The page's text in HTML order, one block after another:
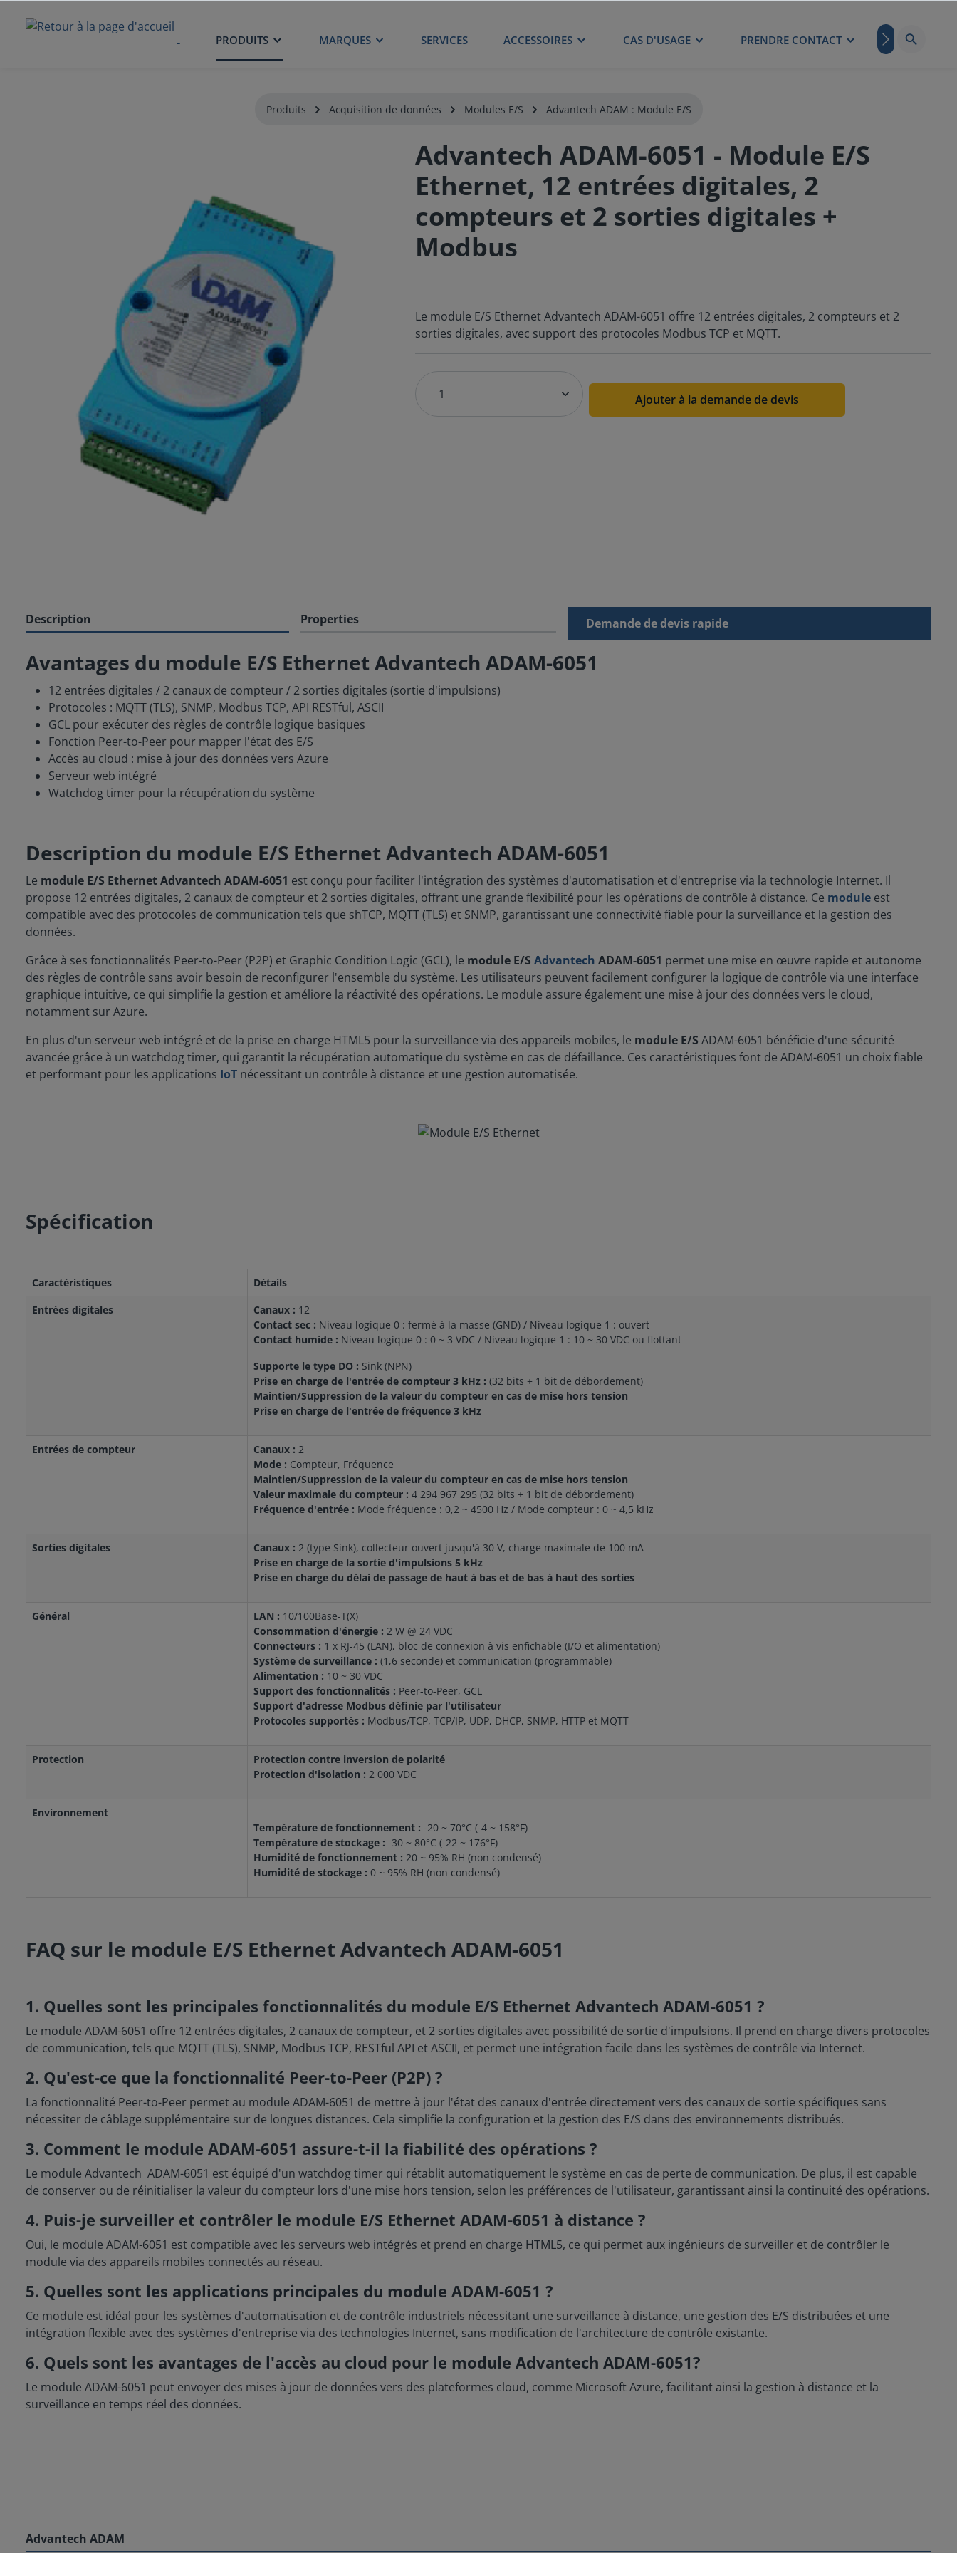
ACCUEIL PRODUITS MARQUES SERVICES ACCESSOIRES CAS D'USAGE PRENDRE CONTACT BLOG
Produits Acquisition de données Modules E/S Advantech ADAM : Module E/S
Advantech ADAM-6051 - Module E/S
Ethernet, 12 entrées digitales, 2
compteurs et 2 sorties digitales +
Modbus
Le module E/S Ethernet Advantech ADAM-6051 offre 12 entrées digitales, 2 compteurs et 2
sorties digitales, avec support des protocoles Modbus TCP et MQTT.
Ajouter à la demande de devis
Description Properties Demande de devis rapide
Avantages du module E/S Ethernet Advantech ADAM-6051
12 entrées digitales / 2 canaux de compteur / 2 sorties digitales (sortie d'impulsions)
Protocoles : MQTT (TLS), SNMP, Modbus TCP, API RESTful, ASCII
GCL pour exécuter des règles de contrôle logique basiques
Fonction Peer-to-Peer pour mapper l'état des E/S
Accès au cloud : mise à jour des données vers Azure
Serveur web intégré
Watchdog timer pour la récupération du système
Description du module E/S Ethernet Advantech ADAM-6051
Le module E/S EthernetAdvantech ADAM-6051 est conçu pour faciliter l'intégration des systèmes d'automatisation et d'entreprise via la technologie Internet. Il
propose 12 entrées digitales, 2 canaux de compteur et 2 sorties digitales, offrant une grande flexibilité pour les opérations de contrôle à distance. Ce module est
compatible avec des protocoles de communication tels que shTCP, MQTT (TLS) et SNMP, garantissant une connectivité fiable pour la surveillance et la gestion des
données.
Grâce à ses fonctionnalités Peer-to-Peer (P2P) et Graphic Condition Logic (GCL), le module E/S Advantech ADAM-6051 permet une mise en œuvre rapide et autonome
des règles de contrôle sans avoir besoin de reconfigurer l'ensemble du système. Les utilisateurs peuvent facilement configurer la logique de contrôle via une interface
graphique intuitive, ce qui simplifie la gestion et améliore la réactivité des opérations. Le module assure également une mise à jour des données vers le cloud,
notamment sur Azure.
En plus d'un serveur web intégré et de la prise en charge HTML5 pour la surveillance via des appareils mobiles, le module E/S ADAM-6051 bénéficie d'une sécurité
avancée grâce à un watchdog timer, qui garantit la récupération automatique du système en cas de défaillance. Ces caractéristiques font de ADAM-6051 un choix fiable
et performant pour les applications IoT nécessitant un contrôle à distance et une gestion automatisée.
Spécification
Caractéristiques
Détails
Entrées digitales
Canaux : 12
Contact sec : Niveau logique 0 : fermé à la masse (GND) / Niveau logique 1 : ouvert
Contact humide : Niveau logique 0 : 0 ~ 3 VDC / Niveau logique 1 : 10 ~ 30 VDC ou flottant
Supporte le type DO : Sink (NPN)
Prise en charge de l'entrée de compteur 3 kHz : (32 bits + 1 bit de débordement)
Maintien/Suppression de la valeur du compteur en cas de mise hors tension
Prise en charge de l'entrée de fréquence 3 kHz
Entrées de compteur Canaux : 2
Mode : Compteur, Fréquence
Maintien/Suppression de la valeur du compteur en cas de mise hors tension
Valeur maximale du compteur : 4 294 967 295 (32 bits + 1 bit de débordement)
Fréquence d'entrée : Mode fréquence : 0,2 ~ 4500 Hz / Mode compteur : 0 ~ 4,5 kHz
Sorties digitales Canaux : 2 (type Sink), collecteur ouvert jusqu'à 30 V, charge maximale de 100 mA
Prise en charge de la sortie d'impulsions 5 kHz
Prise en charge du délai de passage de haut à bas et de bas à haut des sorties
Général LAN : 10/100Base-T(X)
Consommation d'énergie : 2 W @ 24 VDC
Connecteurs : 1 x RJ-45 (LAN), bloc de connexion à vis enfichable (I/O et alimentation)
Système de surveillance : (1,6 seconde) et communication (programmable)
Alimentation : 10 ~ 30 VDC
Support des fonctionnalités : Peer-to-Peer, GCL
Support d'adresse Modbus définie par l'utilisateur
Protocoles supportés : Modbus/TCP, TCP/IP, UDP, DHCP, SNMP, HTTP et MQTT
Protection
Protection contre inversion de polarité
Protection d'isolation : 2 000 VDC
Environnement
Température de fonctionnement : -20 ~ 70°C (-4 ~ 158°F)
Température de stockage : -30 ~ 80°C (-22 ~ 176°F)
Humidité de fonctionnement : 20 ~ 95% RH (non condensé)
Humidité de stockage : 0 ~ 95% RH (non condensé)
FAQ sur le module E/S Ethernet Advantech ADAM-6051
1. Quelles sont les principales fonctionnalités du module E/S Ethernet Advantech ADAM-6051 ?
Le module ADAM-6051 offre 12 entrées digitales, 2 canaux de compteur, et 2 sorties digitales avec possibilité de sortie d'impulsions. Il prend en charge divers protocoles
de communication, tels que MQTT (TLS), SNMP, Modbus TCP, RESTful API et ASCII, et permet une intégration facile dans les systèmes de contrôle via Internet.
2. Qu'est-ce que la fonctionnalité Peer-to-Peer (P2P) ?
La fonctionnalité Peer-to-Peer permet au module ADAM-6051 de mettre à jour l'état des canaux d'entrée directement vers des canaux de sortie spécifiques sans
nécessiter de câblage supplémentaire sur de longues distances. Cela simplifie la configuration et la gestion des E/S dans des environnements distribués.
3. Comment le module ADAM-6051 assure-t-il la fiabilité des opérations ?
Le module Advantech ADAM-6051 est équipé d'un watchdog timer qui rétablit automatiquement le système en cas de perte de communication. De plus, il est capable
de conserver ou de réinitialiser la valeur du compteur lors d'une mise hors tension, selon les préférences de l'utilisateur, garantissant ainsi la continuité des opérations.
4. Puis-je surveiller et contrôler le module E/S Ethernet ADAM-6051 à distance ?
Oui, le module ADAM-6051 est compatible avec les serveurs web intégrés et prend en charge HTML5, ce qui permet aux ingénieurs de surveiller et de contrôler le
module via des appareils mobiles connectés au réseau.
5. Quelles sont les applications principales du module ADAM-6051 ?
Ce module est idéal pour les systèmes d'automatisation et de contrôle industriels nécessitant une surveillance à distance, une gestion des E/S distribuées et une
intégration flexible avec des systèmes d'entreprise via des technologies Internet, sans modification de l'architecture de contrôle existante.
6. Quels sont les avantages de l'accès au cloud pour le module Advantech ADAM-6051?
Le module ADAM-6051 peut envoyer des mises à jour de données vers des plateformes cloud, comme Microsoft Azure, facilitant ainsi la gestion à distance et la
surveillance en temps réel des données.
Advantech ADAM